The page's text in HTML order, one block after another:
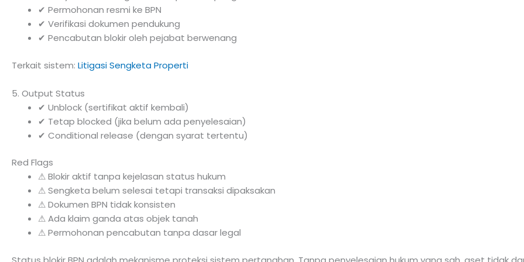
✔ Permohonan resmi ke BPN
✔ Verifikasi dokumen pendukung
✔ Pencabutan blokir oleh pejabat berwenang
Terkait sistem: Litigasi Sengketa Properti
5. Output Status
✔ Unblock (sertifikat aktif kembali)
✔ Tetap blocked (jika belum ada penyelesaian)
✔ Conditional release (dengan syarat tertentu)
Red Flags
⚠ Blokir aktif tanpa kejelasan status hukum
⚠ Sengketa belum selesai tetapi transaksi dipaksakan
⚠ Dokumen BPN tidak konsisten
⚠ Ada klaim ganda atas objek tanah
⚠ Permohonan pencabutan tanpa dasar legal